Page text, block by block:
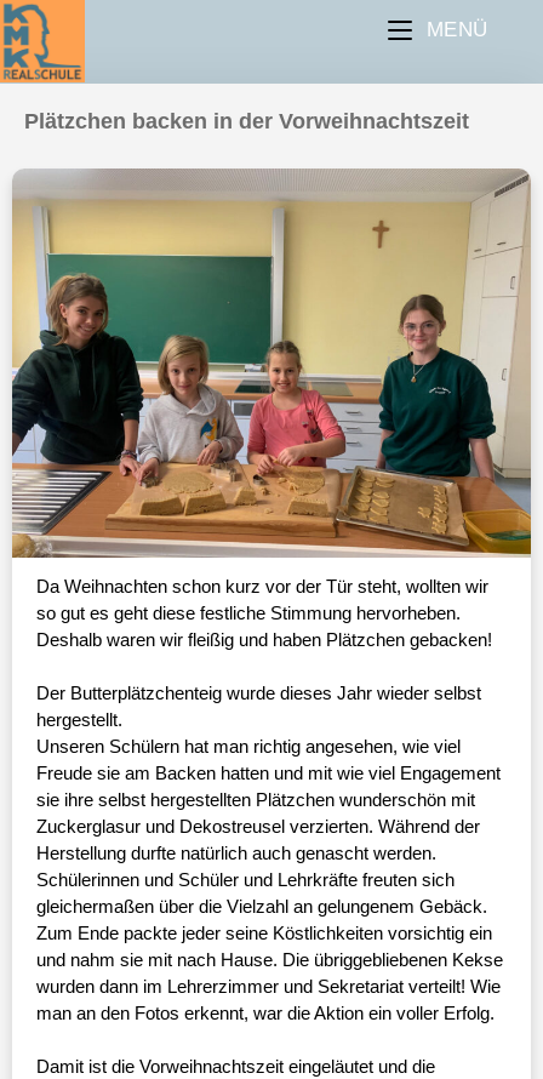
MENÜ
Plätzchen backen in der Vorweihnachtszeit
Da Weihnachten schon kurz vor der Tür steht, wollten wir
so gut es geht diese festliche Stimmung hervorheben.
Deshalb waren wir fleißig und haben Plätzchen gebacken!
Der Butterplätzchenteig wurde dieses Jahr wieder selbst
hergestellt.
Unseren Schülern hat man richtig angesehen, wie viel
Freude sie am Backen hatten und mit wie viel Engagement
sie ihre selbst hergestellten Plätzchen wunderschön mit
Zuckerglasur und Dekostreusel verzierten. Während der
Herstellung durfte natürlich auch genascht werden.
Schülerinnen und Schüler und Lehrkräfte freuten sich
gleichermaßen über die Vielzahl an gelungenem Gebäck.
Zum Ende packte jeder seine Köstlichkeiten vorsichtig ein
und nahm sie mit nach Hause. Die übriggebliebenen Kekse
wurden dann im Lehrerzimmer und Sekretariat verteilt! Wie
man an den Fotos erkennt, war die Aktion ein voller Erfolg.
Damit ist die Vorweihnachtszeit eingeläutet und die